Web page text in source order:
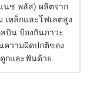
นช พลัส) ผลิตจาก
เหล็กและโฟเลตสูง
บิน ป้องกันภาวะ
ความผิดปกติของ
กและฟันด้วย